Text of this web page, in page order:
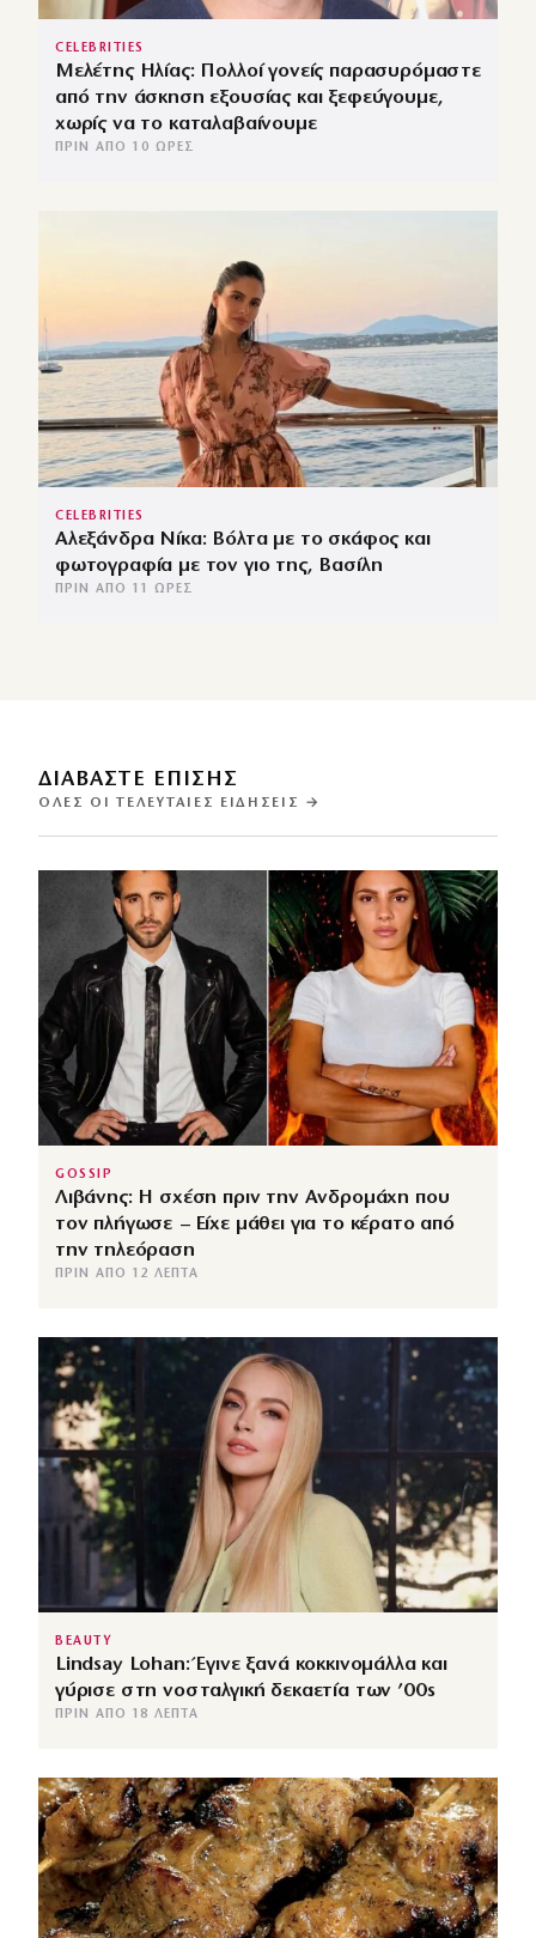
CELEBRITIES
Μελέτης Ηλίας: Πολλοί γονείς παρασυρόμαστε
από την άσκηση εξουσίας και ξεφεύγουμε,
χωρίς να το καταλαβαίνουμε
ΠΡΙΝ ΑΠΌ 10 ΏΡΕΣ
CELEBRITIES
Αλεξάνδρα Νίκα: Βόλτα με το σκάφος και
φωτογραφία με τον γιο της, Βασίλη
ΠΡΙΝ ΑΠΌ 11 ΏΡΕΣ
ΔΙΑΒΑΣΤΕ ΕΠΙΣΗΣ
ΌΛΕΣ ΟΙ ΤΕΛΕΥΤΑΊΕΣ ΕΙΔΉΣΕΙΣ →
GOSSIP
Λιβάνης: Η σχέση πριν την Ανδρομάχη που
τον πλήγωσε – Είχε μάθει για το κέρατο από
την τηλεόραση
ΠΡΙΝ ΑΠΌ 12 ΛΕΠΤΆ
BEAUTY
Lindsay Lohan: Έγινε ξανά κοκκινομάλλα και
γύρισε στη νοσταλγική δεκαετία των ’00s
ΠΡΙΝ ΑΠΌ 18 ΛΕΠΤΆ